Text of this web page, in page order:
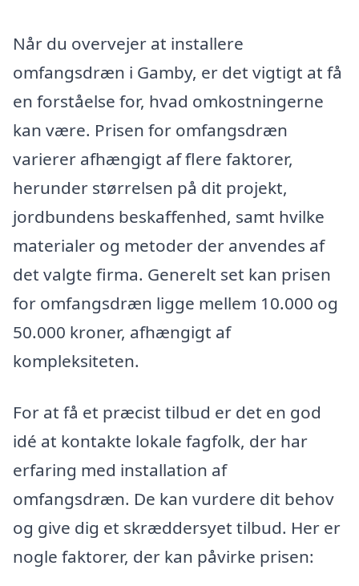
Når du overvejer at installere
omfangsdræn i Gamby, er det vigtigt at få
en forståelse for, hvad omkostningerne
kan være. Prisen for omfangsdræn
varierer afhængigt af flere faktorer,
herunder størrelsen på dit projekt,
jordbundens beskaffenhed, samt hvilke
materialer og metoder der anvendes af
det valgte firma. Generelt set kan prisen
for omfangsdræn ligge mellem 10.000 og
50.000 kroner, afhængigt af
kompleksiteten.
For at få et præcist tilbud er det en god
idé at kontakte lokale fagfolk, der har
erfaring med installation af
omfangsdræn. De kan vurdere dit behov
og give dig et skræddersyet tilbud. Her er
nogle faktorer, der kan påvirke prisen: